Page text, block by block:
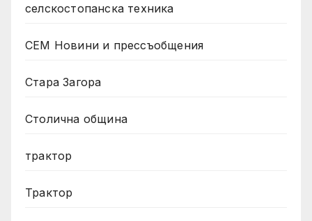
селскостопанска техника
СЕМ Новини и прессъобщения
Стара Загора
Столична община
трактор
Трактор